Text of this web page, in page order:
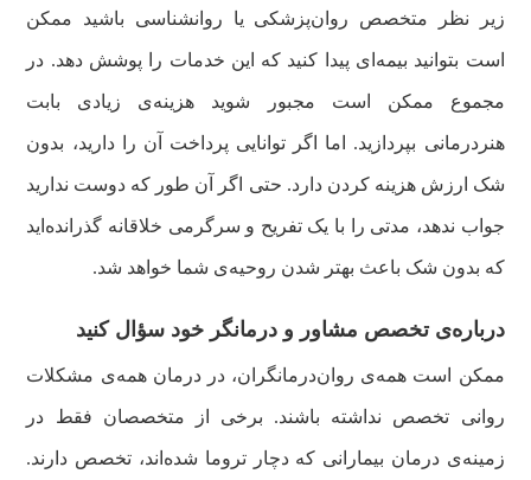
زیر نظر متخصص روان‌پزشکی یا روانشناسی باشید ممکن
است بتوانید بیمه‌ای پیدا کنید که این خدمات را پوشش دهد. در
مجموع ممکن است مجبور شوید هزینه‌ی زیادی بابت
هنردرمانی بپردازید. اما اگر توانایی پرداخت آن را دارید، بدون
شک ارزش هزینه کردن دارد. حتی اگر آن طور که دوست ندارید
جواب ندهد، مدتی را با یک تفریح و سرگرمی خلاقانه گذرانده‌اید
که بدون شک باعث بهتر شدن روحیه‌ی شما خواهد شد.
درباره‌ی تخصص مشاور و درمانگر خود سؤال کنید
ممکن است همه‌ی روان‌درمانگران، در درمان همه‌ی مشکلات
روانی تخصص نداشته باشند. برخی از متخصصان فقط در
زمینه‌ی درمان بیمارانی که دچار تروما شده‌اند، تخصص دارند.